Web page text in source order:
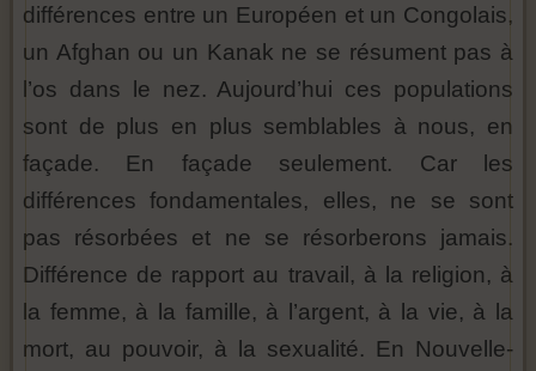
différences entre un Européen et un Congolais,
un Afghan ou un Kanak ne se résument pas à
l’os dans le nez. Aujourd’hui ces populations
sont de plus en plus semblables à nous, en
façade. En façade seulement. Car les
différences fondamentales, elles, ne se sont
pas résorbées et ne se résorberons jamais.
Différence de rapport au travail, à la religion, à
la femme, à la famille, à l’argent, à la vie, à la
mort, au pouvoir, à la sexualité. En Nouvelle-